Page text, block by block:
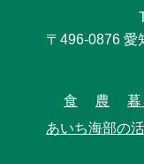
〒496-0876 愛
食 農 暮
あいち海部の